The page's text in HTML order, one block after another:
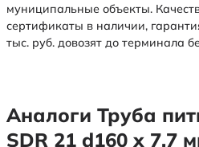
муниципальные объекты.
сертификаты в наличии,
тыс. руб. довозят до терминала
Аналоги Труба
SDR 21 d160 х 7,7